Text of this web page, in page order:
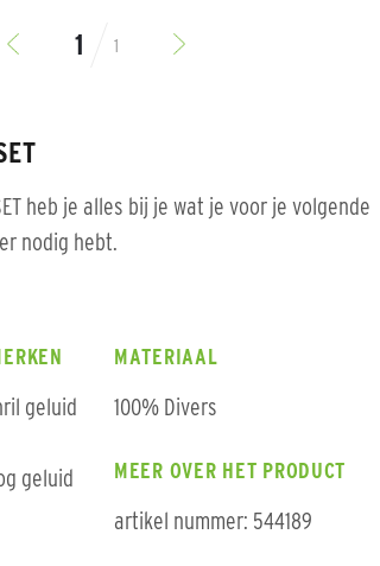
1
heb je alles bij je wat je voor je volgende
nodig hebt.
geluid
geluid
MATERIAAL
100% Divers
MEER OVER HET PRODUCT
artikel nummer: 544189